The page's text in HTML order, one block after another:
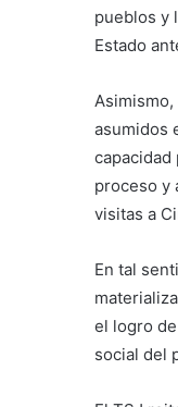
pueblos y
Estado
asumidos
proceso y
visitas a
En tal
el logro
social del